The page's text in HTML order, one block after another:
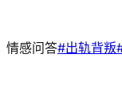
情感问答#出轨背叛